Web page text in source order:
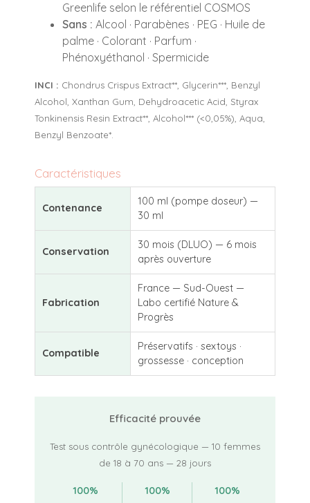
Greenlife selon le référentiel COSMOS
Sans : Alcool · Parabènes · PEG · Huile de
palme · Colorant · Parfum ·
Phénoxyéthanol · Spermicide
INCI : Chondrus Crispus Extract**, Glycerin***, Benzyl
Alcohol, Xanthan Gum, Dehydroacetic Acid, Styrax
Tonkinensis Resin Extract**, Alcohol*** (<0,05%), Aqua,
Benzyl Benzoate*.
Caractéristiques
Contenance
100 ml (pompe doseur) —
30 ml
Conservation
30 mois (DLUO) — 6 mois
après ouverture
Fabrication
France — Sud-Ouest —
Labo certifié Nature &
Progrès
Compatible
Préservatifs · sextoys ·
grossesse · conception
Efficacité prouvée
Test sous contrôle gynécologique — 10 femmes
de 18 à 70 ans — 28 jours
100% 100% 100%